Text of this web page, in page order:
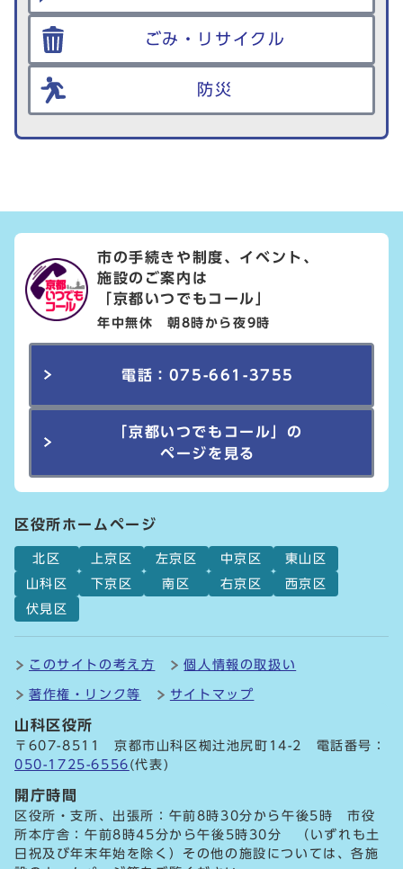
ごみ・リサイクル
防災
市の手続きや制度、イベント、
施設のご案内は
「京都いつでもコール」
年中無休 朝8時から夜9時
電話：075-661-3755
「京都いつでもコール」の
ページを見る
区役所ホームページ
北区 上京区 左京区 中京区
東山区
山科区
下京区 南区 右京区
西京区
伏見区
このサイトの考え方 個人情報の取扱い
著作権・リンク等 サイトマップ
山科区役所
〒607-8511 京都市山科区椥辻池尻町14-2 電話番号：
050-1725-6556 (代表)
開庁時間
区役所・支所、出張所：午前8時30分から午後5時 市役
所本庁舎：午前8時45分から午後5時30分 （いずれも土
日祝及び年末年始を除く）その他の施設については、各施